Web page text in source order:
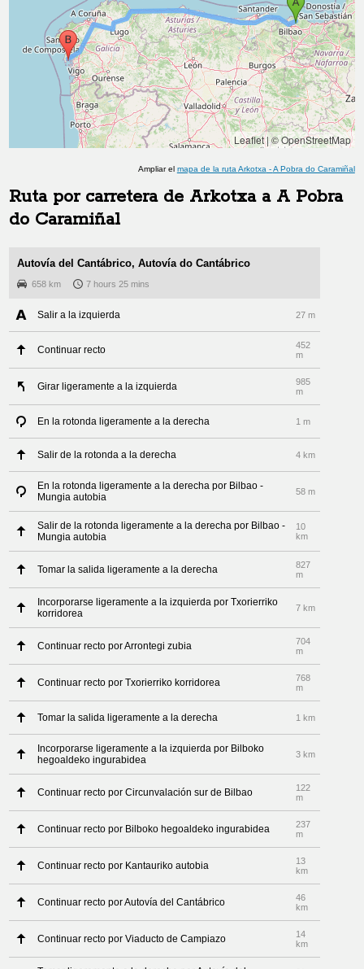
Leaflet|© OpenStreetMap
Ampliar el mapa de la ruta Arkotxa -A Pobra do Caramiñal
Ruta por carretera de Arkotxaa A Pobra
do Caramiñal
Autovía del Cantábrico, Autovía do Cantábrico
658 km 7 hours 25 mins
Salir a la izquierda 27 m
Continuar recto
452
m
Girar ligeramente a la izquierda
985
m
En la rotonda ligeramente a la derecha 1 m
Salir de la rotonda a la derecha 4 km
En la rotonda ligeramente a la derecha por Bilbao -
Mungia autobia
58 m
Salir de la rotonda ligeramente a la derecha por Bilbao -
Mungia autobia
10
km
Tomar la salida ligeramente a la derecha
827
m
Incorporarse ligeramente a la izquierda por Txorierriko
korridorea
7 km
Continuar recto por Arrontegi zubia
704
m
Continuar recto por Txorierriko korridorea
768
m
Tomar la salida ligeramente a la derecha 1 km
Incorporarse ligeramente a la izquierda por Bilboko
hegoaldeko ingurabidea
3 km
Continuar recto por Circunvalación sur de Bilbao
122
m
Continuar recto por Bilboko hegoaldeko ingurabidea
237
m
Continuar recto por Kantauriko autobia
13
km
Continuar recto por Autovía del Cantábrico
46
km
Continuar recto por Viaducto de Campiazo
14
km